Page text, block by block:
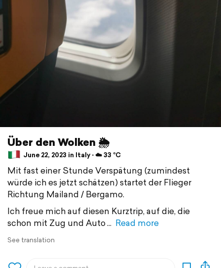
Über den Wolken 🌦
June 22, 2023 in Italy ⋅ ☁️ 33 °C
Mit fast einer Stunde Verspätung (zumindest
würde ich es jetzt schätzen) startet der Flieger
Richtung Mailand / Bergamo.
Ich freue mich auf diesen Kurztrip, auf die, die
schon mit Zug und Auto
Read more
See translation